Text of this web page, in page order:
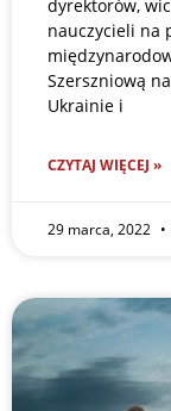
dyrektorów,
nauczycieli na
Szerszniową
Ukrainie i
CZYTAJ WIĘCEJ »
29 marca, 2022